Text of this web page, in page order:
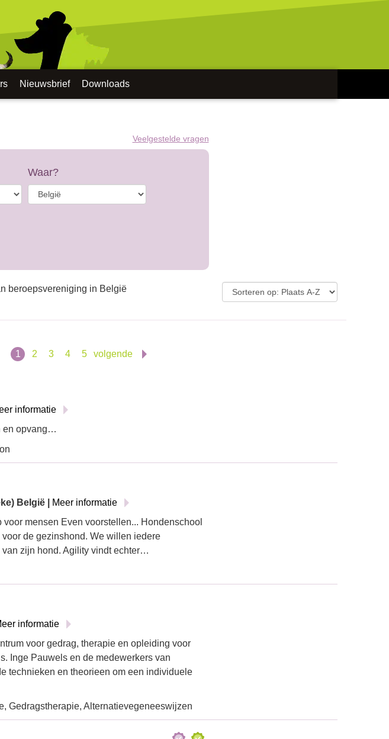
Nieuwsbrief Downloads
Veelgestelde vragen
Waar?
beroepsvereniging in België
1 2 3 4 5 volgende
informatie
en opvang…
België |
Meer informatie
mensen Even voorstellen... Hondenschool
de gezinshond. We willen iedere
zijn hond. Agility vindt echter…
informatie
voor gedrag, therapie en opleiding voor
Inge Pauwels en de medewerkers van
technieken en theorieen om een individuele
Gedragstherapie, Alternatievegeneeswijzen